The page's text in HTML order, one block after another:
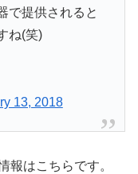
で提供されると
ね(笑)
13, 2018
報はこちらです。